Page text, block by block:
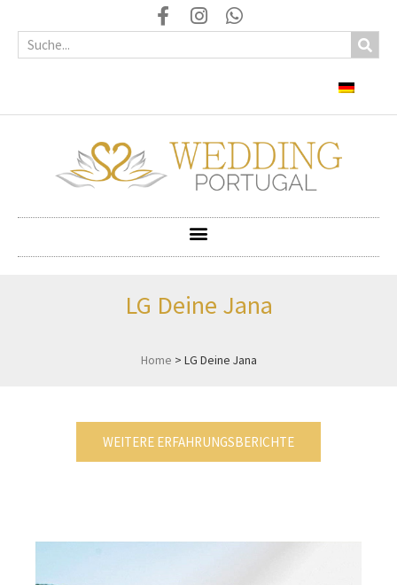
LG Deine Jana
Home > LG Deine Jana
WEITERE ERFAHRUNGSBERICHTE